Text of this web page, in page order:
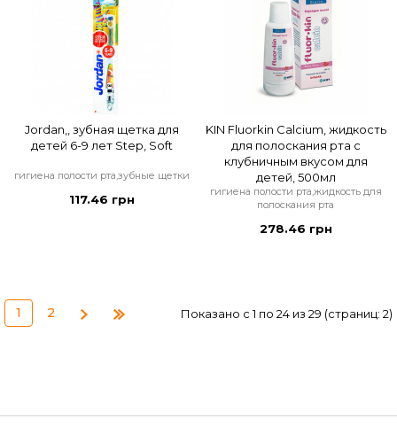
Jordan,, зубная щетка для
детей 6-9 лет Step, Soft
гигиена полости рта,зубные щетки
117.46 грн
KIN Fluorkin Calcium, жидкость
для полоскания рта с
клубничным вкусом для
детей, 500мл
гигиена полости рта,жидкость для
полоскания рта
278.46 грн
1 2 Показано с 1 по 24 из 29 (страниц: 2)